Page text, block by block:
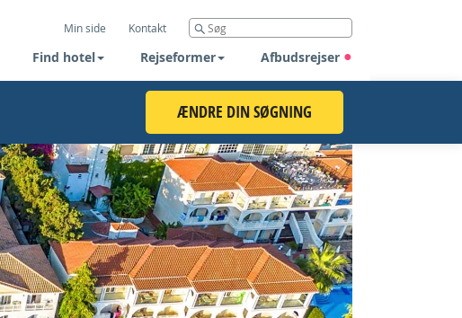
Min side Kontakt
Find hotel Rejseformer Afbudsrejser
ÆNDRE DIN SØGNING